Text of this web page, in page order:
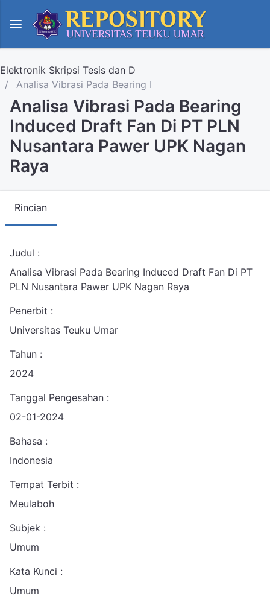
Elektronik Skripsi Tesis dan D
Analisa Vibrasi Pada Bearing I
Analisa Vibrasi Pada Bearing
Induced Draft Fan Di PT PLN
Nusantara Pawer UPK Nagan
Raya
Rincian
Judul :
Analisa Vibrasi Pada Bearing Induced Draft Fan Di PT
PLN Nusantara Pawer UPK Nagan Raya
Penerbit :
Universitas Teuku Umar
Tahun :
2024
Tanggal Pengesahan :
02-01-2024
Bahasa :
Indonesia
Tempat Terbit :
Meulaboh
Subjek :
Umum
Kata Kunci :
Umum